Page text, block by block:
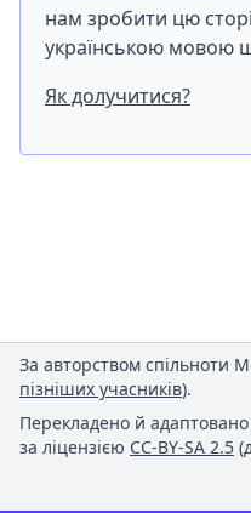
нам зробити цю
українською мовою
Як долучитися?
За авторством спільноти
пізніших учасників).
Перекладено й адаптовано
за ліцензією CC-BY-SA 2.5 (